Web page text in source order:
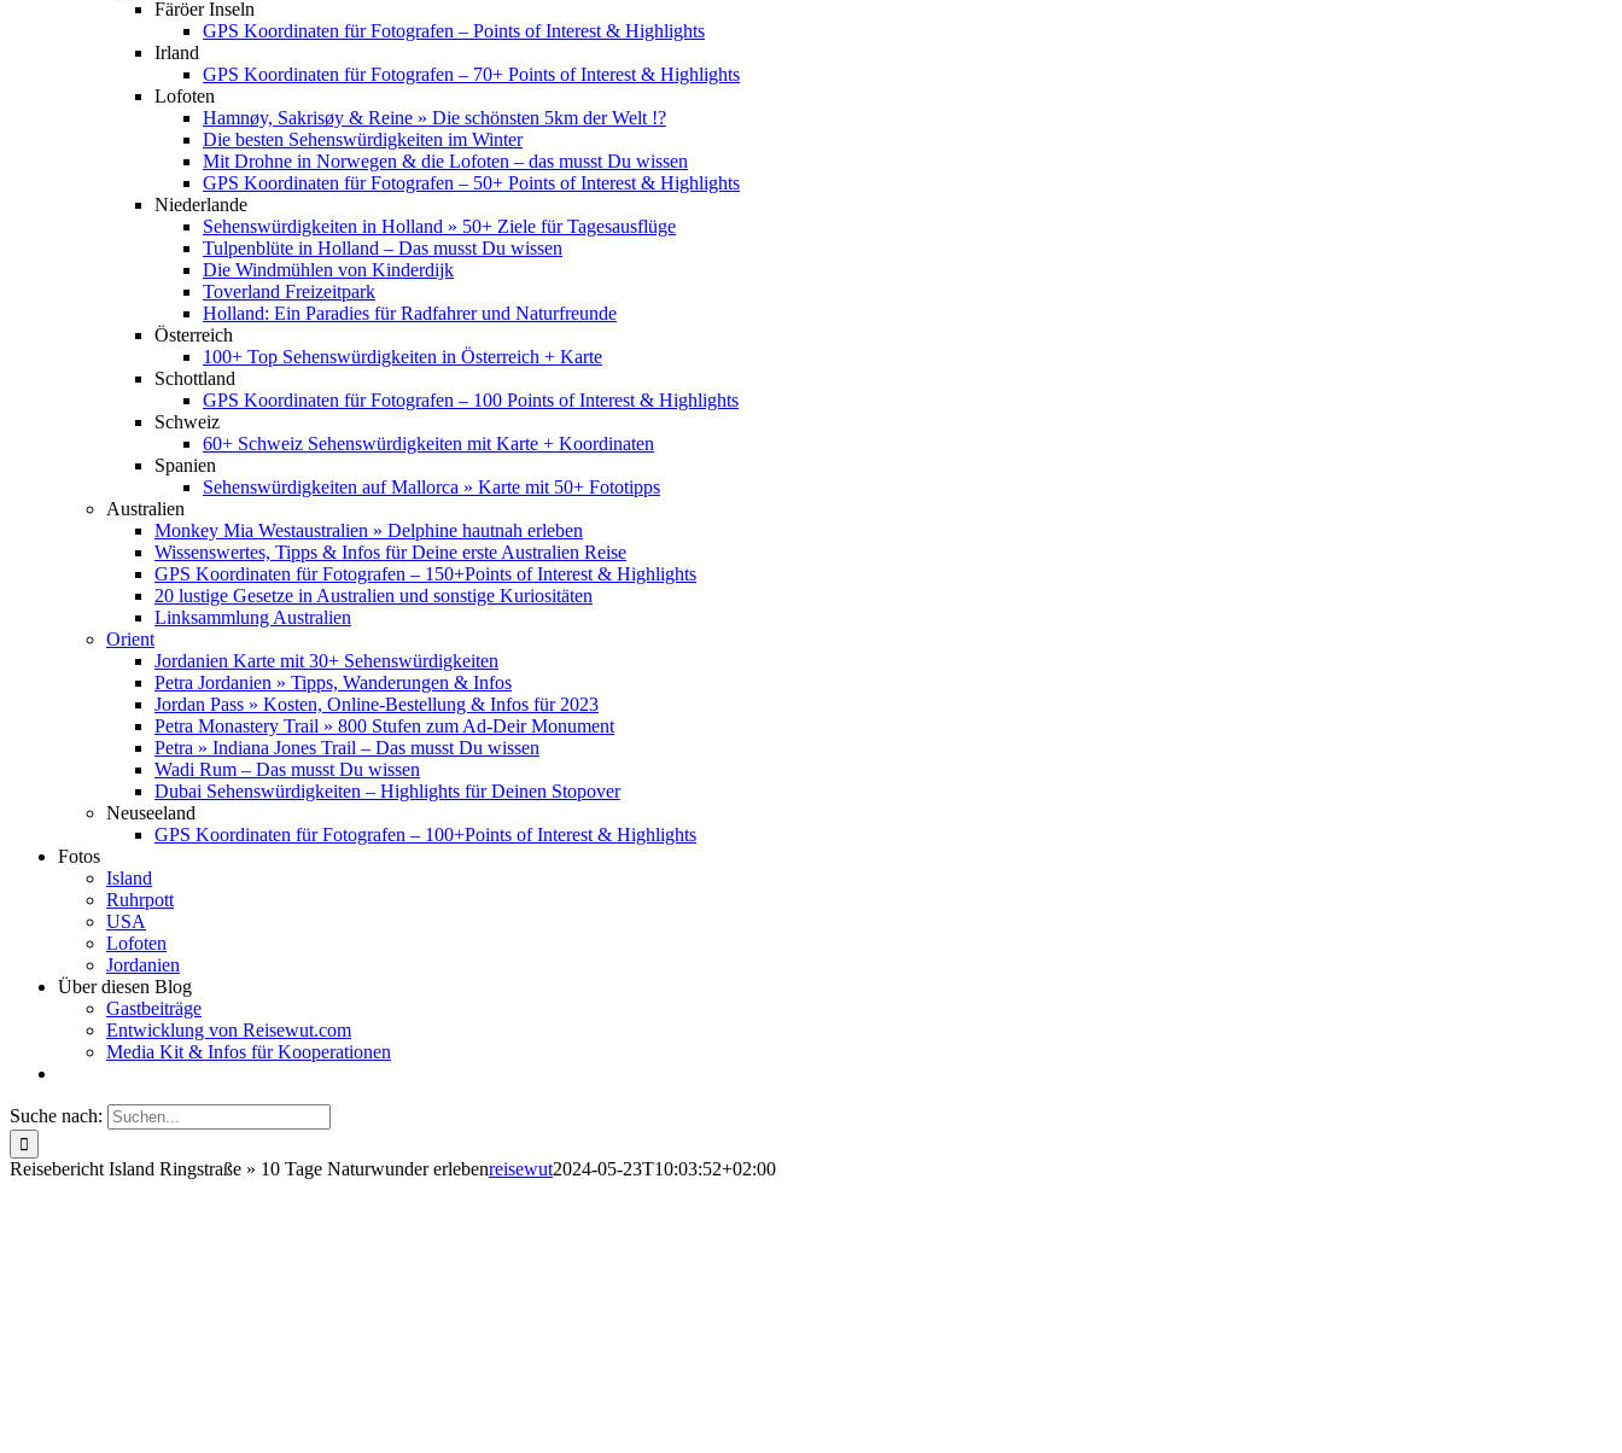
Färöer Inseln
GPS Koordinaten für Fotografen – Points of Interest & Highlights
Irland
GPS Koordinaten für Fotografen – 70+ Points of Interest & Highlights
Lofoten
Hamnøy, Sakrisøy & Reine » Die schönsten 5km der Welt !?
Die besten Sehenswürdigkeiten im Winter
Mit Drohne in Norwegen & die Lofoten – das musst Du wissen
GPS Koordinaten für Fotografen – 50+ Points of Interest & Highlights
Niederlande
Sehenswürdigkeiten in Holland » 50+ Ziele für Tagesausflüge
Tulpenblüte in Holland – Das musst Du wissen
Die Windmühlen von Kinderdijk
Toverland Freizeitpark
Holland: Ein Paradies für Radfahrer und Naturfreunde
Österreich
100+ Top Sehenswürdigkeiten in Österreich + Karte
Schottland
GPS Koordinaten für Fotografen – 100 Points of Interest & Highlights
Schweiz
60+ Schweiz Sehenswürdigkeiten mit Karte + Koordinaten
Spanien
Sehenswürdigkeiten auf Mallorca » Karte mit 50+ Fototipps
Australien
Monkey Mia Westaustralien » Delphine hautnah erleben
Wissenswertes, Tipps & Infos für Deine erste Australien Reise
GPS Koordinaten für Fotografen – 150+Points of Interest & Highlights
20 lustige Gesetze in Australien und sonstige Kuriositäten
Linksammlung Australien
Orient
Jordanien Karte mit 30+ Sehenswürdigkeiten
Petra Jordanien » Tipps, Wanderungen & Infos
Jordan Pass » Kosten, Online-Bestellung & Infos für 2023
Petra Monastery Trail » 800 Stufen zum Ad-Deir Monument
Petra » Indiana Jones Trail – Das musst Du wissen
Wadi Rum – Das musst Du wissen
Dubai Sehenswürdigkeiten – Highlights für Deinen Stopover
Neuseeland
GPS Koordinaten für Fotografen – 100+Points of Interest & Highlights
Fotos
Island
Ruhrpott
USA
Lofoten
Jordanien
Über diesen Blog
Gastbeiträge
Entwicklung von Reisewut.com
Media Kit & Infos für Kooperationen
Suche nach:
Reisebericht Island Ringstraße » 10 Tage Naturwunder erlebenreisewut2024-05-23T10:03:52+02:00